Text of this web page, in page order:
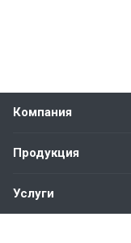
Компания
Продукция
Услуги